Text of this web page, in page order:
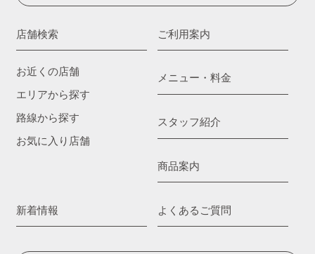
店舗検索
お近くの店舗
エリアから探す
路線から探す
お気に入り店舗
ご利用案内
メニュー・料金
スタッフ紹介
商品案内
新着情報 よくあるご質問